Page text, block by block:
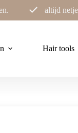
altijd
Hair tools